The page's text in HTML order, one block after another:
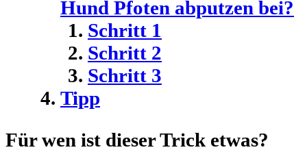
Hund Pfoten abputzen bei?
Schritt 1
Schritt 2
Schritt 3
Tipp
Für wen ist dieser Trick etwas?